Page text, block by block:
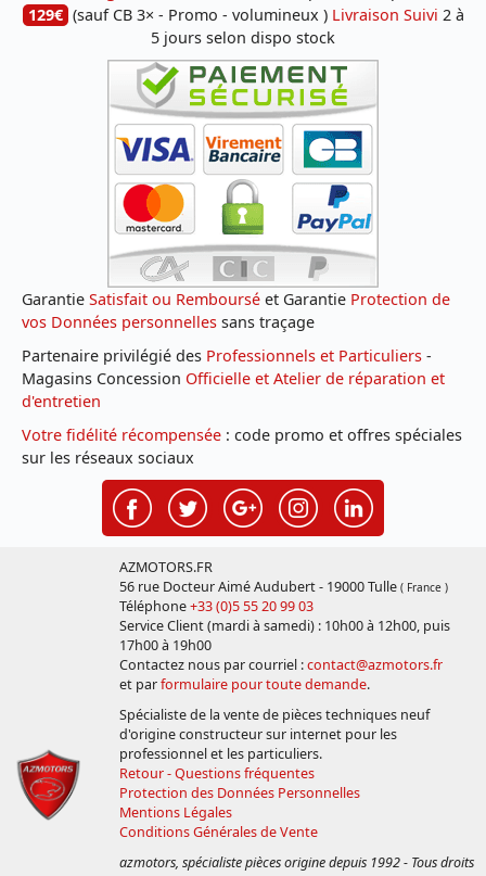
129€ (sauf CB 3× - Promo - volumineux ) Livraison Suivi 2 à
5 jours selon dispo stock
Garantie Satisfait ou Remboursé et Garantie Protection de
vos Données personnelles sans traçage
Partenaire privilégié des Professionnels et Particuliers -
Magasins Concession Officielle et Atelier de réparation et
d'entretien
Votre fidélité récompensée : code promo et offres spéciales
sur les réseaux sociaux
AZMOTORS.FR
56 rue Docteur Aimé Audubert - 19000 Tulle ( France )
Téléphone+33 (0)5 55 20 99 03
Service Client (mardi à samedi) : 10h00 à 12h00, puis
17h00 à 19h00
Contactez nous par courriel :contact@azmotors.fr
et parformulaire pour toute demande.
Spécialiste de la vente de pièces techniques neuf
d'origine constructeur sur internet pour les
professionnel et les particuliers.
Retour - Questions fréquentes
Protection des Données Personnelles
Mentions Légales
Conditions Générales de Vente
azmotors, spécialiste pièces origine depuis 1992 - Tous droits